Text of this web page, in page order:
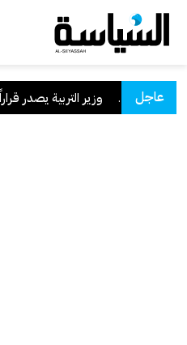
عاجل وزير التربية يصدر